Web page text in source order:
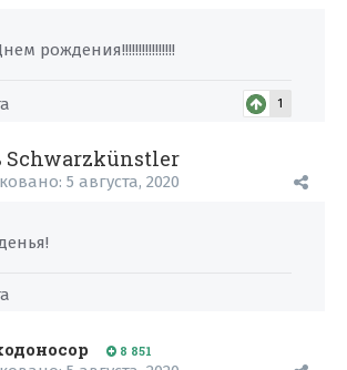
рождения!!!!!!!!!!!!!!!!
1
Schwarzkünstler
5 августа, 2020
8 851